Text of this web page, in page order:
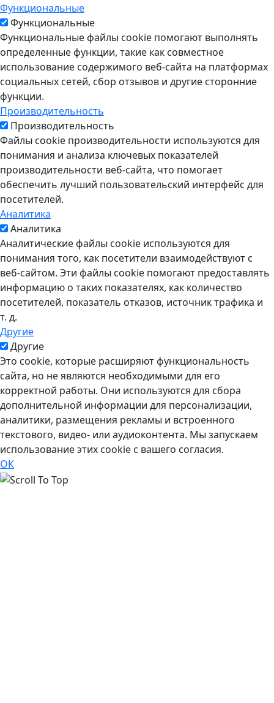
Функциональные
Функциональные
Функциональные файлы cookie помогают выполнять
определенные функции, такие как совместное
использование содержимого веб-сайта на платформах
социальных сетей, сбор отзывов и другие сторонние
функции.
Производительность
Производительность
Файлы cookie производительности используются для
понимания и анализа ключевых показателей
производительности веб-сайта, что помогает
обеспечить лучший пользовательский интерфейс для
посетителей.
Аналитика
Аналитика
Аналитические файлы cookie используются для
понимания того, как посетители взаимодействуют с
веб-сайтом. Эти файлы cookie помогают предоставлять
информацию о таких показателях, как количество
посетителей, показатель отказов, источник трафика и
т. д.
Другие
Другие
Это cookie, которые расширяют функциональность
сайта, но не являются необходимыми для его
корректной работы. Они используются для сбора
дополнительной информации для персонализации,
аналитики, размещения рекламы и встроенного
текстового, видео- или аудиоконтента. Мы запускаем
использование этих cookie с вашего согласия.
ОК